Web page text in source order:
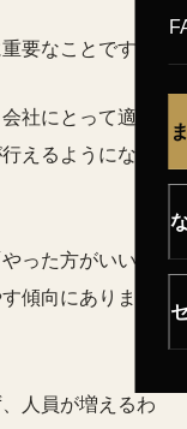
要なことです。
社にとって適切
えるようになる
った方がいい仕
傾向にありま
人員が増えるわ